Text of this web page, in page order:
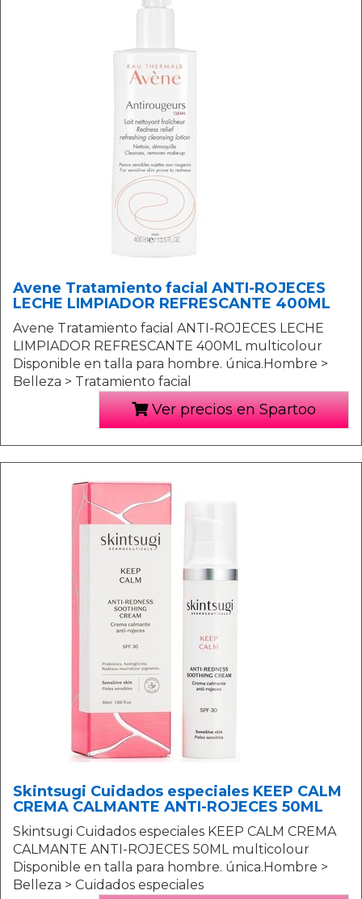
Avene Tratamiento facial ANTI-ROJECES
LECHE LIMPIADOR REFRESCANTE 400ML
Avene Tratamiento facial ANTI-ROJECES LECHE
LIMPIADOR REFRESCANTE 400ML multicolour
Disponible en talla para hombre. única.Hombre >
Belleza > Tratamiento facial
Ver precios en Spartoo
Skintsugi Cuidados especiales KEEP CALM
CREMA CALMANTE ANTI-ROJECES 50ML
Skintsugi Cuidados especiales KEEP CALM CREMA
CALMANTE ANTI-ROJECES 50ML multicolour
Disponible en talla para hombre. única.Hombre >
Belleza > Cuidados especiales